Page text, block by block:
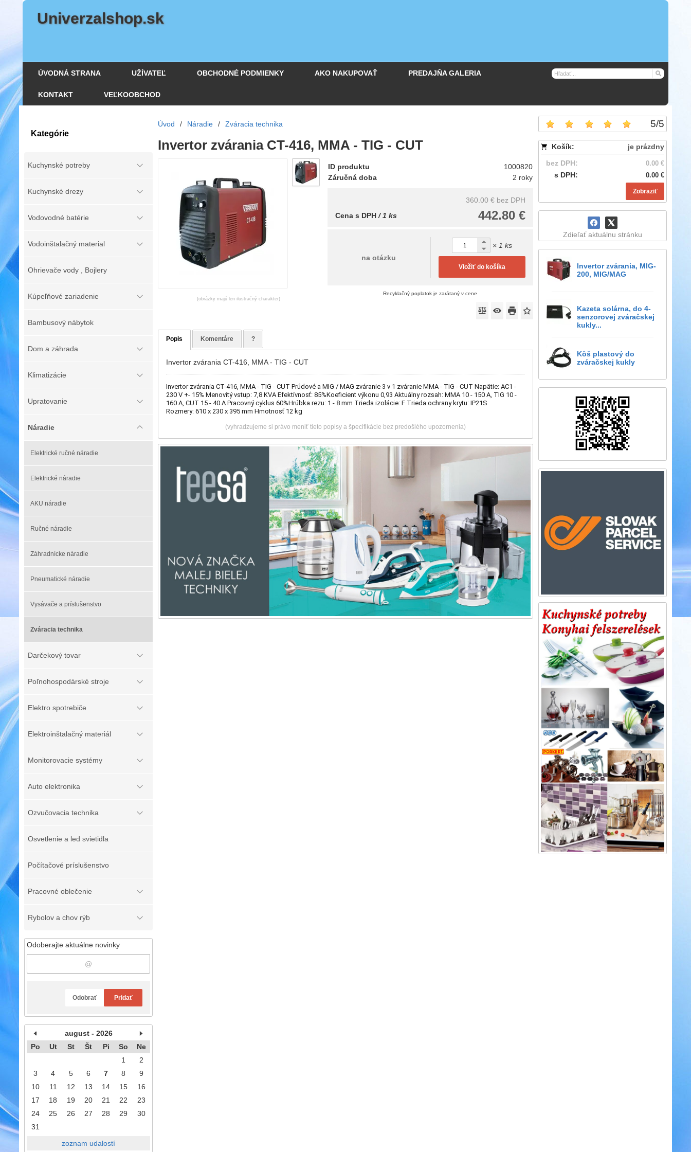
Univerzalshop.sk
ÚVODNÁ STRANA UŽÍVATEĽ OBCHODNÉ PODMIENKY AKO NAKUPOVAŤ PREDAJŇA GALERIA
KONTAKT VEĽKOOBCHOD
Kategórie
Kuchynské potreby
Kuchynské drezy
Vodovodné batérie
Vodoinštalačný material
Ohrievače vody , Bojlery
Kúpeľňové zariadenie
Bambusový nábytok
Dom a záhrada
Klimatizácie
Upratovanie
Náradie
Elektrické ručné náradie
Elektrické náradie
AKU náradie
Ručné náradie
Záhradnícke náradie
Pneumatické náradie
Vysávače a príslušenstvo
Zváracia technika
Darčekový tovar
Poľnohospodárské stroje
Elektro spotrebiče
Elektroinštalačný materiál
Monitorovacie systémy
Auto elektronika
Ozvučovacia technika
Osvetlenie a led svietidla
Počítačové príslušenstvo
Pracovné oblečenie
Rybolov a chov rýb
Odoberajte aktuálne novinky
Odobrať Pridať
august - 2026
Po
Ut St Št Pi So
Ne
1
2
3
4 5 6 7 8
9
10
11 12 13 14 15
16
17
18 19 20 21 22
23
24
25 26 27 28 29
30
31
zoznam udalostí
5/5
Košík:
je prázdny
bez DPH:
0.00 €
s DPH: 0.00 €
Zobraziť
Zdieľať aktuálnu stránku
Invertor zvárania, MIG-
200, MIG/MAG
Kazeta solárna, do 4-
senzorovej zváračskej
kukly...
Kôš plastový do
zváračskej kukly
Úvod / Náradie / Zváracia technika
Invertor zvárania CT-416, MMA - TIG - CUT
(obrázky majú len ilustračný charakter)
ID produktu
1000820
Záručná doba
2 roky
360.00 € bez DPH
442.80 €
Cena s DPH/ 1 ks
na otázku
× 1 ks
Vložiť do košíka
Recyklačný poplatok je zarátaný v cene
Popis Komentáre ?
Invertor zvárania CT-416, MMA - TIG - CUT
Invertor zvárania CT-416, MMA - TIG - CUT Prúdové a MIG / MAG zváranie 3 v 1 zváranie MMA - TIG - CUT Napätie: AC1 -
230 V +- 15% Menovitý vstup: 7,8 KVA Efektívnosť: 85%Koeficient výkonu 0,93 Aktuálny rozsah: MMA 10 - 150 A, TIG 10 -
160 A, CUT 15 - 40 A Pracovný cyklus 60%Hrúbka rezu: 1 - 8 mm Trieda izolácie: F Trieda ochrany krytu: IP21S
Rozmery: 610 x 230 x 395 mm Hmotnosť 12 kg
(vyhradzujeme si právo meniť tieto popisy a špecifikácie bez predošlého upozornenia)